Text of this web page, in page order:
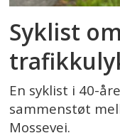
Syklist
En syklist i 40-
sammenstøt
Mossevei.